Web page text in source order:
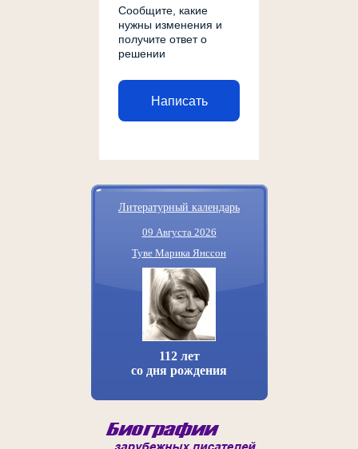
Сообщите, какие
нужны изменения и
получите ответ о
решении
Написать
Литературный календарь
09 Августа 2026
Туве Марика Янссон
112 лет
со дня рождения